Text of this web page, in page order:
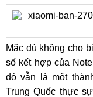
Mặc dù không cho
số kết hợp của
đó vẫn là một
Trung Quốc thực